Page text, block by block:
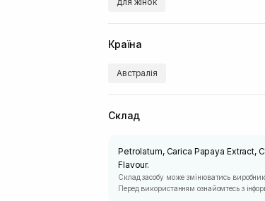
Країна
Австралія
Склад
Petrolatum, Carica Papaya Extract,
Flavour.
Склад засобу може змінюватись
Перед використанням ознайомтесь з